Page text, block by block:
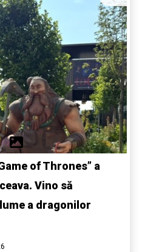
of Thrones” a
Vino să
a dragonilor